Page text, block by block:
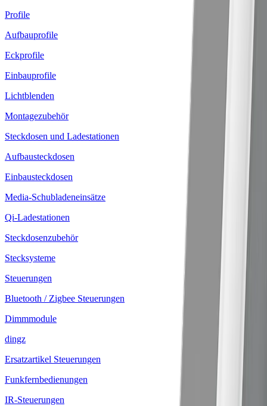
Profile
Aufbauprofile
Eckprofile
Einbauprofile
Lichtblenden
Montagezubehör
Steckdosen und Ladestationen
Aufbausteckdosen
Einbausteckdosen
Media-Schubladeneinsätze
Qi-Ladestationen
Steckdosenzubehör
Stecksysteme
Steuerungen
Bluetooth / Zigbee Steuerungen
Dimmmodule
dingz
Ersatzartikel Steuerungen
Funkfernbedienungen
IR-Steuerungen